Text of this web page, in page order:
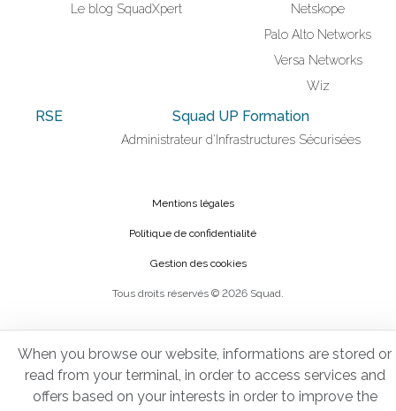
Le blog SquadXpert
Netskope
Palo Alto Networks
Versa Networks
Wiz
RSE Squad UP Formation
Administrateur d'Infrastructures Sécurisées
Mentions légales
Politique de confidentialité
Gestion des cookies
Tous droits réservés © 2026 Squad.
When you browse our website, informations are stored or
read from your terminal, in order to access services and
offers based on your interests in order to improve the